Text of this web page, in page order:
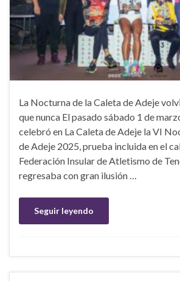
La Nocturna de la Caleta de Adeje
que nunca El pasado sábado 1 de
celebró en La Caleta de Adeje la VI
de Adeje 2025, prueba incluida en el
Federación Insular de Atletismo de
regresaba con gran ilusión …
Seguir leyendo